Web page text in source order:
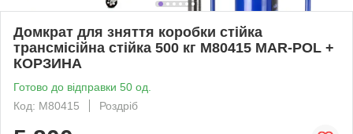
Домкрат для зняття коробки стійка
трансмісійна стійка 500 кг M80415 MAR-POL +
КОРЗИНА
Готово до відправки 50 од.
Код: M80415
Роздріб